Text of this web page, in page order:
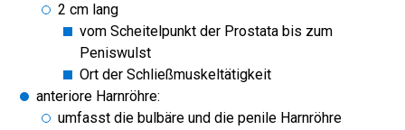
2 cm lang
vom Scheitelpunkt der Prostata bis zum
Peniswulst
Ort der Schließmuskeltätigkeit
anteriore Harnröhre:
umfasst die bulbäre und die penile Harnröhre